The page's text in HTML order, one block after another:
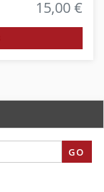
15,00 €
GO